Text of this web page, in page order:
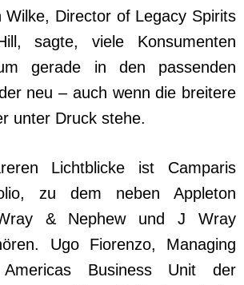
Wilke, Director of Legacy Spirits
sagte, viele Konsumenten
gerade in den passenden
neu – auch wenn die breitere
unter Druck stehe.
Lichtblicke ist Camparis
zu dem neben Appleton
& Nephew und J Wray
Ugo Fiorenzo, Managing
Business Unit der